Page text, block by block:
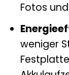
Fotos
weniger